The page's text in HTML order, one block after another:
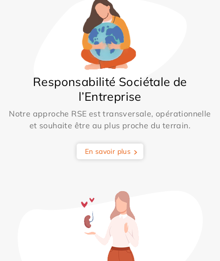
Responsabilité Sociétale de
l’Entreprise
Notre approche RSE est transversale, opérationnelle
et souhaite être au plus proche du terrain.
En savoir plus